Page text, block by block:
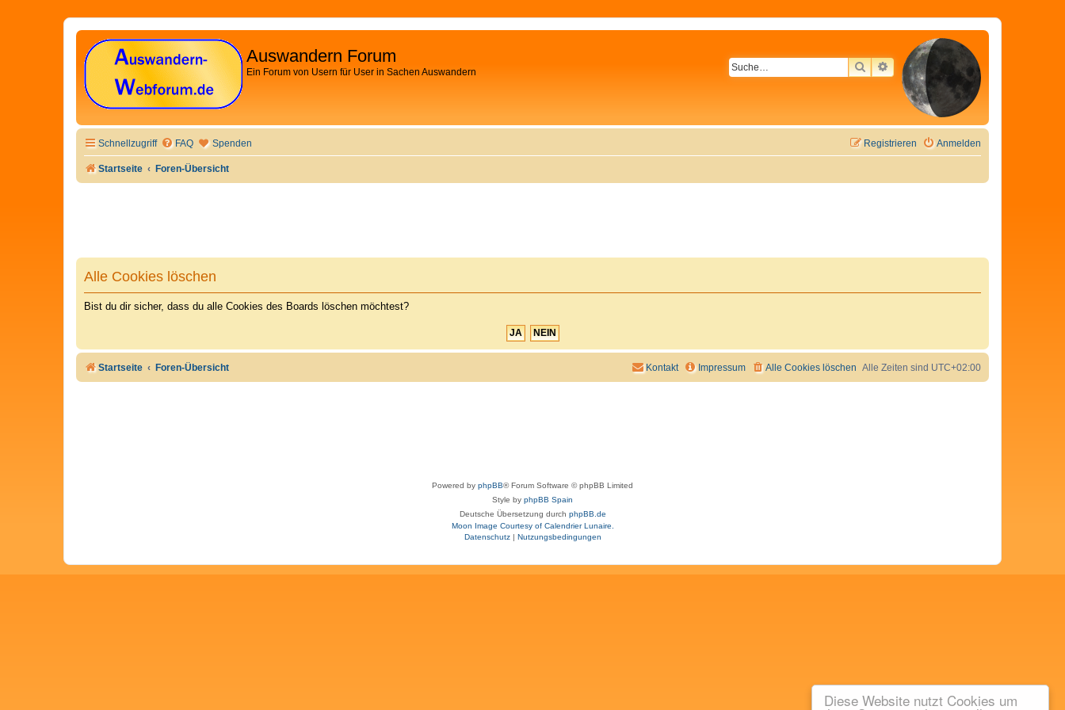
Diese Website nutzt Cookies um
Auswandern Forum
Ein Forum von Usern für User in Sachen Auswandern SUCHEERWEITERTE SUCHE
Schnellzugriff FAQ Spenden Anmelden
Registrieren
Startseite Foren-Übersicht
Alle Cookies löschen
Bist du dir sicher, dass du alle Cookies des Boards löschen möchtest?
Startseite Foren-Übersicht Alle Zeiten sind UTC+02:00
Alle Cookies löschen
Impressum
Kontakt
Powered by phpBB® Forum Software © phpBB Limited
Style by phpBB Spain
Deutsche Übersetzung durch phpBB.de
Moon Image Courtesy of Calendrier Lunaire.
Datenschutz| Nutzungsbedingungen